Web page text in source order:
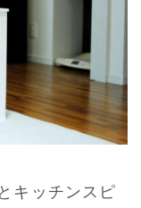
キッチンスピ